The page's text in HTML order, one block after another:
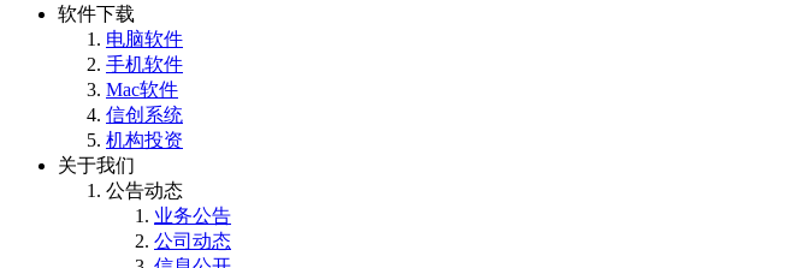
软件下载
电脑软件
手机软件
Mac软件
信创系统
机构投资
关于我们
公告动态
业务公告
公司动态